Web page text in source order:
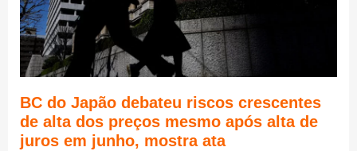
BC do Japão debateu riscos crescentes
de alta dos preços mesmo após alta de
juros em junho, mostra ata